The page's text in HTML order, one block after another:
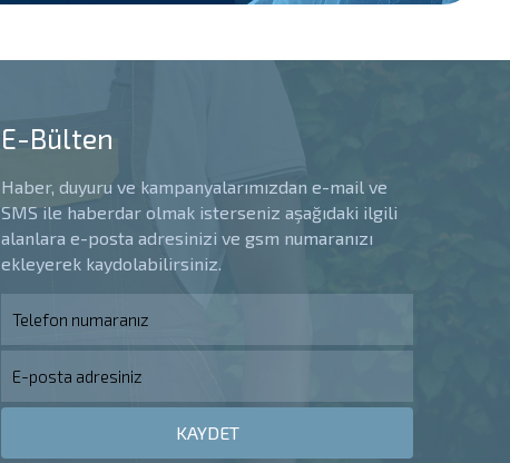
E-Bülten
Haber, duyuru ve kampanyalarımızdan e-mail ve
SMS ile haberdar olmak isterseniz aşağıdaki ilgili
alanlara e-posta adresinizi ve gsm numaranızı
ekleyerek kaydolabilirsiniz.
KAYDET